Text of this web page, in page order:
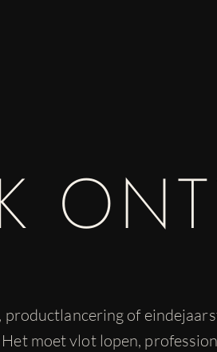
productlancering of
moet vlot lopen,